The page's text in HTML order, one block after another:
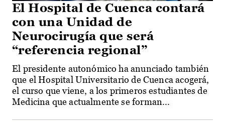
El Hospital de Cuenca contará
con una Unidad de
Neurocirugía que será
“referencia regional”
El presidente autonómico ha anunciado también
que el Hospital Universitario de Cuenca acogerá,
el curso que viene, a los primeros estudiantes de
Medicina que actualmente se forman...